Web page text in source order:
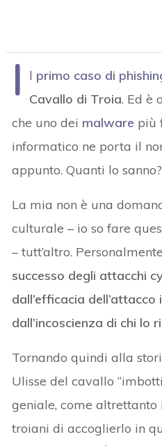
I l primo caso di
Cavallo di Troia. Ed è
che uno dei malware più
informatico ne porta il
appunto. Quanti lo sanno?
La mia non è una
culturale – io so fare
– tutt’altro.
successo degli attacchi
dall’efficacia dell’attacco
dall’incoscienza di chi lo
Tornando quindi alla
Ulisse del cavallo
geniale, come
troiani di accoglierlo in